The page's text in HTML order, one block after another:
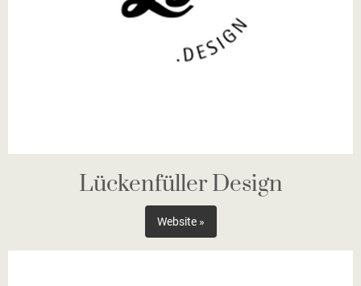
Lückenfüller Design
Website »